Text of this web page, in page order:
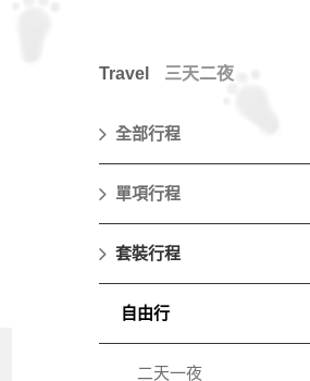
Travel 三天二夜
全部行程
單項行程
套裝行程
自由行
二天一夜